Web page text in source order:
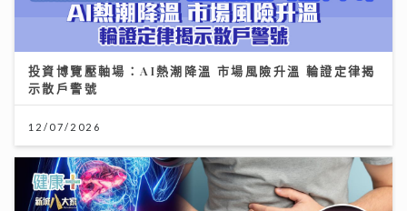
投資博覽壓軸場：AI熱潮降溫 市場風險升溫 輪證定律揭
示散戶警號
12/07/2026